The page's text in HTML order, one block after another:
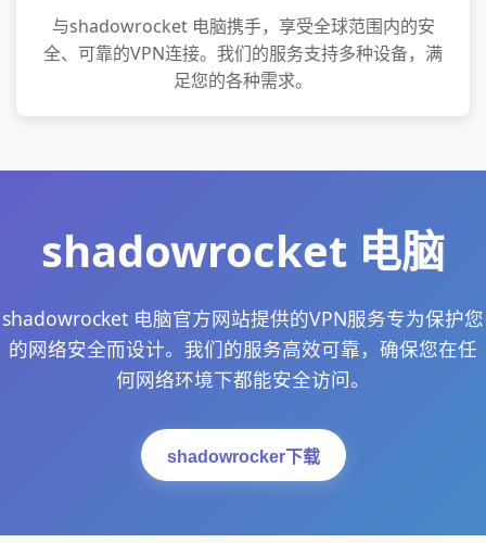
与shadowrocket 电脑携手，享受全球范围内的安
全、可靠的VPN连接。我们的服务支持多种设备，满
足您的各种需求。
shadowrocket 电脑
shadowrocket 电脑官方网站提供的VPN服务专为保护您
的网络安全而设计。我们的服务高效可靠，确保您在任
何网络环境下都能安全访问。
shadowrocker下载